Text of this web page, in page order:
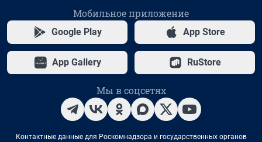
Мобильное приложение
Google Play App Store
App Gallery RuStore
Мы в соцсетях
Контактные данные для Роскомнадзора и государственных органов